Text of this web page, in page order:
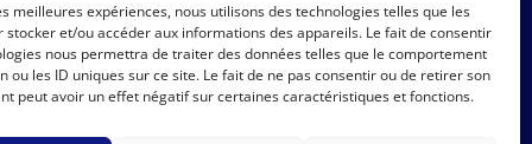
meilleures expériences, nous utilisons des technologies telles que les
stocker et/ou accéder aux informations des appareils. Le fait de consentir
nous permettra de traiter des données telles que le comportement
ou les ID uniques sur ce site. Le fait de ne pas consentir ou de retirer son
peut avoir un effet négatif sur certaines caractéristiques et fonctions.